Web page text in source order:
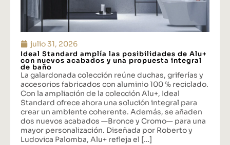
julio 31, 2026
Ideal Standard amplía las posibilidades de Alu+
con nuevos acabados y una propuesta integral
de baño
La galardonada colección reúne duchas, griferías y
accesorios fabricados con aluminio 100 % reciclado.
Con la ampliación de la colección Alu+, Ideal
Standard ofrece ahora una solución integral para
crear un ambiente coherente. Además, se añaden
dos nuevos acabados —Bronce y Cromo— para una
mayor personalización. Diseñada por Roberto y
Ludovica Palomba, Alu+ refleja el […]